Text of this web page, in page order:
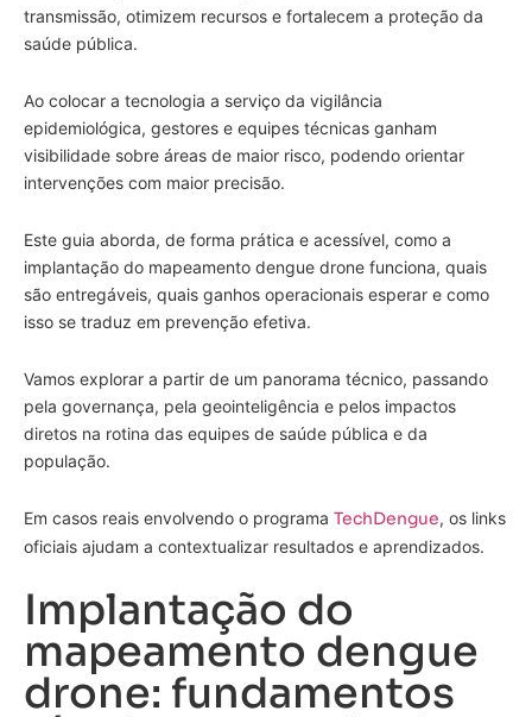
transmissão, otimizem recursos e fortalecem a proteção da
saúde pública.
Ao colocar a tecnologia a serviço da vigilância
epidemiológica, gestores e equipes técnicas ganham
visibilidade sobre áreas de maior risco, podendo orientar
intervenções com maior precisão.
Este guia aborda, de forma prática e acessível, como a
implantação do mapeamento dengue drone funciona, quais
são entregáveis, quais ganhos operacionais esperar e como
isso se traduz em prevenção efetiva.
Vamos explorar a partir de um panorama técnico, passando
pela governança, pela geointeligência e pelos impactos
diretos na rotina das equipes de saúde pública e da
população.
Em casos reais envolvendo o programa TechDengue, os links
oficiais ajudam a contextualizar resultados e aprendizados.
Implantação do
mapeamento dengue
drone: fundamentos